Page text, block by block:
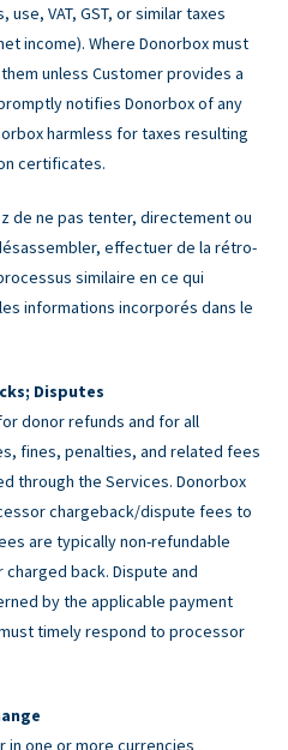
VAT, GST, or similar taxes
income). Where Donorbox must
unless Customer provides a
notifies Donorbox of any
harmless for taxes resulting
certificates.
de ne pas tenter, directement ou
effectuer de la rétro-
similaire en ce qui
informations incorporés dans le
Disputes
donor refunds and for all
fines, penalties, and related fees
through the Services. Donorbox
chargeback/dispute fees to
are typically non-refundable
back. Dispute and
by the applicable payment
timely respond to processor
in one or more currencies